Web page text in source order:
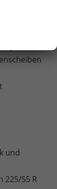
und
225/55 R